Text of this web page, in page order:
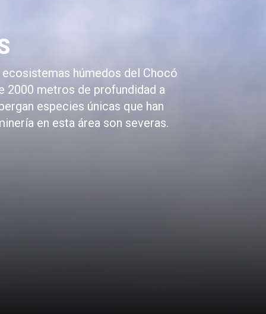
húmedos del Chocó
2000 metros de profundidad a
especies únicas que han
en esta área son severas.